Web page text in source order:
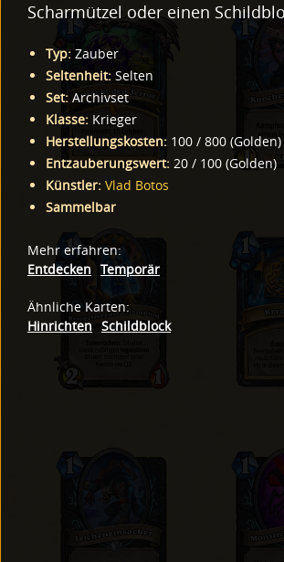
Scharmützel oder einen
Typ: Zauber
Seltenheit: Selten
Set: Archivset
Klasse: Krieger
Herstellungskosten: 100 / 800 (Golden)
Entzauberungswert: 20 / 100 (Golden)
Künstler: Vlad Botos
Sammelbar
Mehr erfahren:
Entdecken Temporär
Ähnliche Karten:
Hinrichten Schildblock